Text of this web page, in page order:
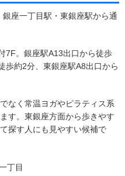
銀座一丁目駅・東銀座駅から通
7F。銀座駅A13出口から徒歩
歩約2分、東銀座駅A8出口から
なく常温ヨガやピラティス系
す。東銀座方面から歩きやす
探す人にも見やすい候補で
丁目